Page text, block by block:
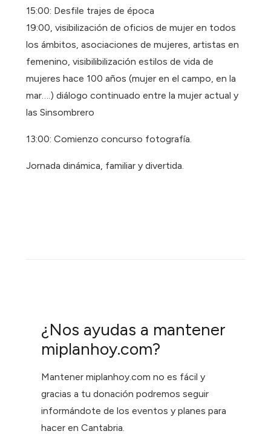
15:00: Desfile trajes de época
19:00, visibilización de oficios de mujer en todos
los ámbitos, asociaciones de mujeres, artistas en
femenino, visibilibilización estilos de vida de
mujeres hace 100 años (mujer en el campo, en la
mar….) diálogo continuado entre la mujer actual y
las Sinsombrero
13:00: Comienzo concurso fotografía.
Jornada dinámica, familiar y divertida.
¿Nos ayudas a mantener
miplanhoy.com?
Mantener miplanhoy.com no es fácil y
gracias a tu donación podremos seguir
informándote de los eventos y planes para
hacer en Cantabria.